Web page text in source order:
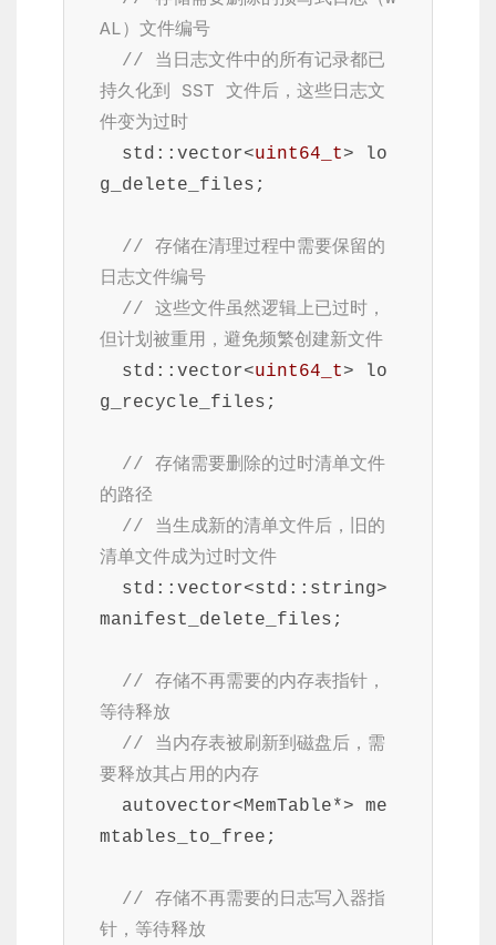
AL）文件编号
// 当日志文件中的所有记录都已
持久化到 SST 文件后，这些日志文
件变为过时
  std::vector<
uint64_t> lo
g_delete_files;
// 存储在清理过程中需要保留的
日志文件编号
// 这些文件虽然逻辑上已过时，
但计划被重用，避免频繁创建新文件
  std::vector<
uint64_t> lo
g_recycle_files;
// 存储需要删除的过时清单文件
的路径
// 当生成新的清单文件后，旧的
清单文件成为过时文件
manifest_delete_files;
// 存储不再需要的内存表指针，
等待释放
// 当内存表被刷新到磁盘后，需
要释放其占用的内存
mtables_to_free;
// 存储不再需要的日志写入器指
针，等待释放